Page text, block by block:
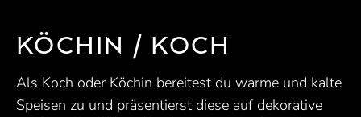
KÖCHIN / KOCH
Als Koch oder Köchin bereitest du warme und kalte
Speisen zu und präsentierst diese auf dekorative